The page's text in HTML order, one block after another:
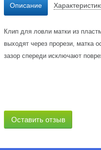
Описание
Клип для ловли матки из
выходят через прорези, матка
зазор спереди исключают
Оставить отзыв